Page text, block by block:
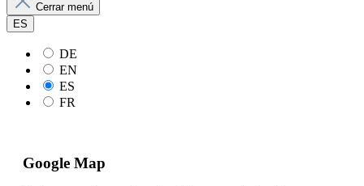
Cerrar menú
ES
DE
EN
ES
FR
Google Map